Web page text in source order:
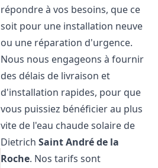
répondre à vos besoins, que ce
soit pour une installation neuve
ou une réparation d'urgence.
Nous nous engageons à fournir
des délais de livraison et
d'installation rapides, pour que
vous puissiez bénéficier au plus
vite de l'eau chaude solaire de
DietrichSaint André de la
Roche. Nos tarifs sont